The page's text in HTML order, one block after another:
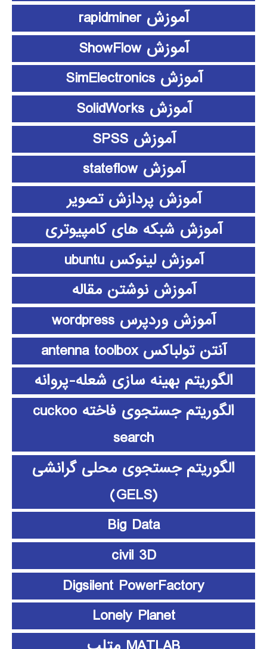
آموزش rapidminer
آموزش ShowFlow
آموزش SimElectronics
آموزش SolidWorks
آموزش SPSS
آموزش stateflow
آموزش پردازش تصویر
آموزش شبکه های کامپیوتری
آموزش لینوکس ubuntu
آموزش نوشتن مقاله
آموزش وردپرس wordpress
آنتن تولباکس antenna toolbox
الگوریتم بهینه سازی شعله-پروانه
الگوریتم جستجوی فاخته cuckoo
search
الگوریتم جستجوی محلی گرانشی
(GELS)
Big Data
civil 3D
Digsilent PowerFactory
Lonely Planet